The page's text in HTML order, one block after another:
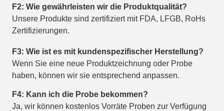
F2: Wie gewährleisten wir die Produktqualität?
Unsere Produkte sind zertifiziert mit FDA, LFGB, RoHs
Zertifizierungen.
F3: Wie ist es mit kundenspezifischer Herstellung?
Wenn Sie eine neue Produktzeichnung oder Probe
haben, können wir sie entsprechend anpassen.
F4: Kann ich die Probe bekommen?
Ja, wir können kostenlos Vorräte Proben zur Verfügung